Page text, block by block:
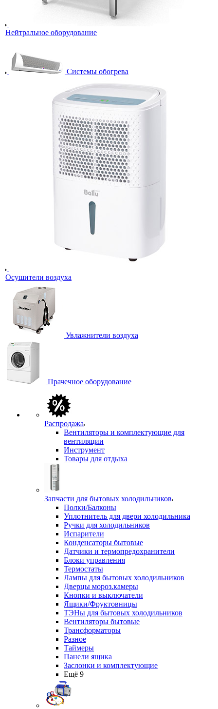
Нейтральное оборудование
Системы обогрева
Осушители воздуха
Увлажнители воздуха
Прачечное оборудование
Распродажа
Вентиляторы и комплектующие для
вентиляции
Инструмент
Товары для отдыха
Запчасти для бытовых холодильников
Полки/Балконы
Уплотнитель для двери холодильника
Ручки для холодильников
Испарители
Конденсаторы бытовые
Датчики и термопредохранители
Блоки управления
Термостаты
Лампы для бытовых холодильников
Дверцы мороз.камеры
Кнопки и выключатели
Ящики/Фруктовницы
ТЭНы для бытовых холодильников
Вентиляторы бытовые
Трансформаторы
Разное
Таймеры
Панели ящика
Заслонки и комплектующие
Ещё 9